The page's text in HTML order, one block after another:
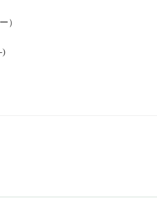
）
)